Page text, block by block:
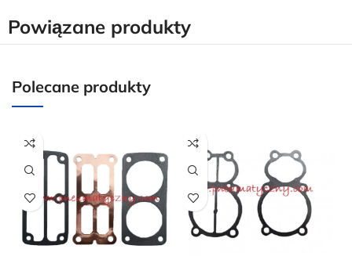
Powiązane produkty
Polecane produkty